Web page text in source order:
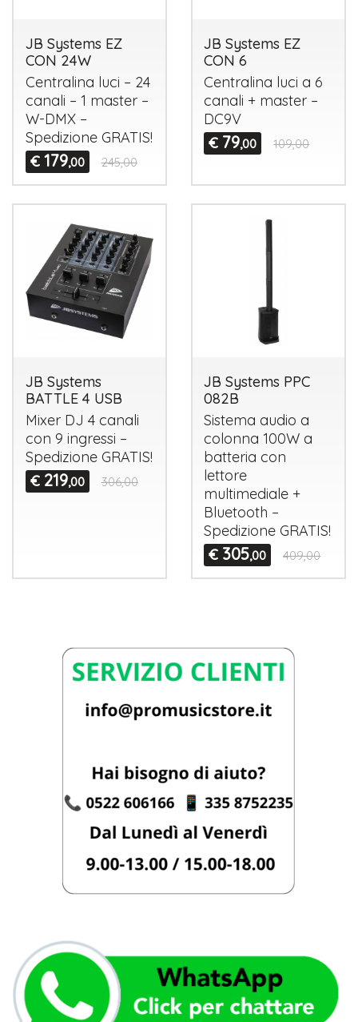
JB Systems EZ
CON 24W
Centralina luci – 24
canali – 1 master –
W-DMX–
Spedizione GRATIS!
€ 179,00 245,00
JB Systems EZ
CON 6
Centralina luci a 6
canali + master –
DC9V
€ 79,00 109,00
JB Systems
BATTLE 4 USB
Mixer DJ 4 canali
con 9 ingressi –
Spedizione GRATIS!
€ 219,00 306,00
JB Systems PPC
082B
Sistema audio a
colonna 100W a
batteria con
lettore
multimediale +
Bluetooth –
Spedizione GRATIS!
€ 305,00 409,00